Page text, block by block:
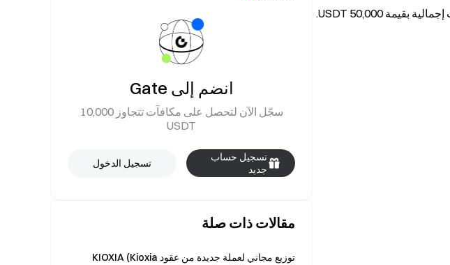
تحدي تداول العقود الآجلة GUA أصبح الآن مباشرًا على Gate. سجّل حضورك يوميًا وشارك في مكافآت إجمالية بقيمة 50,000 USDT.
انضم إلى Gate
سجّل الآن لتحصل على مكافآت تتجاوز 10,000
USDT
تسجيل حساب
جديد
تسجيل الدخول
مقالات ذات صلة
توزيع مجاني لعملة جديدة من عقود KIOXIA (Kioxia